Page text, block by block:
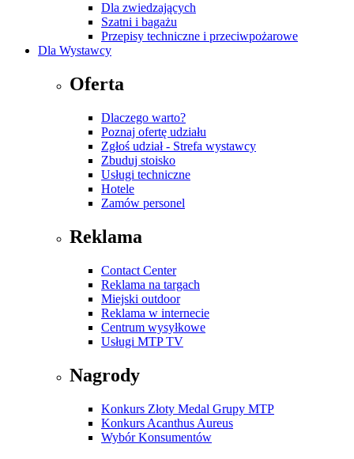
Dla zwiedzających
Szatni i bagażu
Przepisy techniczne i przeciwpożarowe
Dla Wystawcy
Oferta
Dlaczego warto?
Poznaj ofertę udziału
Zgłoś udział - Strefa wystawcy
Zbuduj stoisko
Usługi techniczne
Hotele
Zamów personel
Reklama
Contact Center
Reklama na targach
Miejski outdoor
Reklama w internecie
Centrum wysyłkowe
Usługi MTP TV
Nagrody
Konkurs Złoty Medal Grupy MTP
Konkurs Acanthus Aureus
Wybór Konsumentów